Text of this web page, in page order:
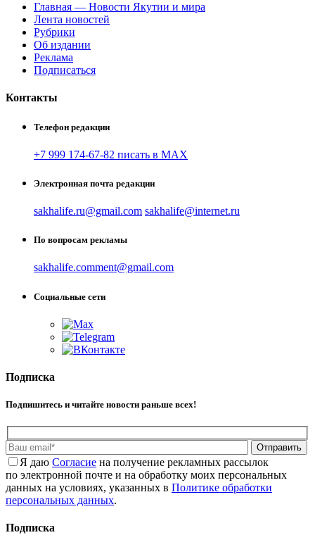
Главная — Новости Якутии и мира
Лента новостей
Рубрики
Об издании
Реклама
Подписаться
Контакты
Телефон редакции
+7 999 174-67-82 писать в MAX
Электронная почта редакции
sakhalife.ru@gmail.com sakhalife@internet.ru
По вопросам рекламы
sakhalife.comment@gmail.com
Социальные сети
Подписка
Подпишитесь и читайте новости раньше всех!
Отправить
Я даю Cогласие на получение рекламных рассылок
по электронной почте и на обработку моих персональных
данных на условиях, указанных в Политике обработки
персональных данных.
Подписка